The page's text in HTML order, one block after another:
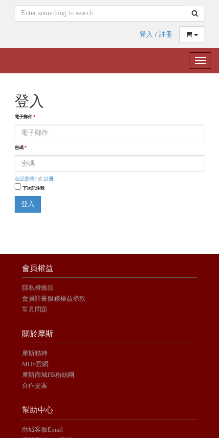
登入 / 註冊
Toggle
登入
電子郵件 *
密碼 *
忘記密碼? 或 註冊
下次記住我
登入
會員權益
隱私權條款
會員註冊服務權益條款
常見問題
關於摩斯
摩斯精神
MOS官網
摩斯商城FB粉絲團
合作提案
幫助中心
商城客服Email